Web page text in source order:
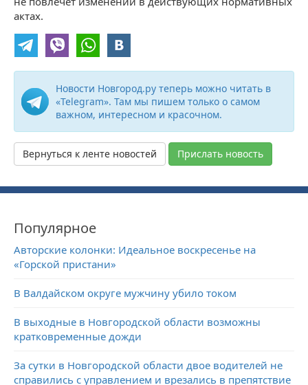
актах.
Новости Новгород.ру теперь можно читать в
«Telegram». Там мы пишем только о самом
важном, интересном и красочном.
Вернуться к ленте новостей Прислать новость
Популярное
Авторские колонки: Идеальное воскресенье на
«Горской пристани»
В Валдайском округе мужчину убило током
В выходные в Новгородской области возможны
кратковременные дожди
За сутки в Новгородской области двое водителей не
справились с управлением и врезались в препятствие